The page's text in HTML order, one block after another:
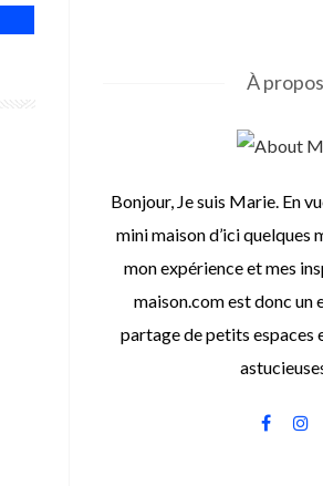
À propos
Bonjour, Je suis Marie. En
mini maison d’ici quelques
mon expérience et mes
maison.com est donc un
partage de petits espaces